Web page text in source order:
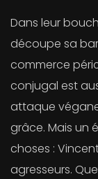
Dans leur
découpe sa
commerce
conjugal est
attaque
grâce. Mais un
choses :
agresseurs.